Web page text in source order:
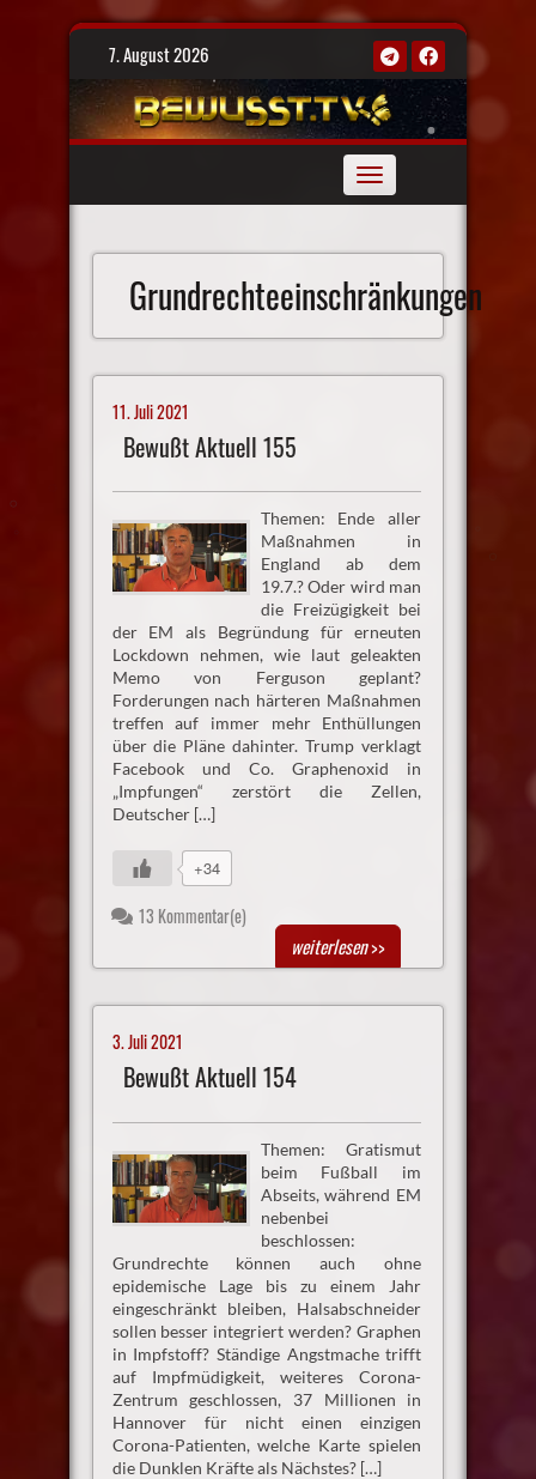
Skip
7. August 2026
Toggle
navigation
Grundrechteeinschränkungen
11. Juli 2021
Bewußt Aktuell 155
Themen: Ende aller
Maßnahmen in
England ab dem
19.7.? Oder wird man
die Freizügigkeit bei
der EM als Begründung für erneuten
Lockdown nehmen, wie laut geleakten
Memo von Ferguson geplant?
Forderungen nach härteren Maßnahmen
treffen auf immer mehr Enthüllungen
über die Pläne dahinter. Trump verklagt
Facebook und Co. Graphenoxid in
„Impfungen“ zerstört die Zellen,
Deutscher […]
+34
13 Kommentar(e)
weiterlesen>>
3. Juli 2021
Bewußt Aktuell 154
Themen: Gratismut
beim Fußball im
Abseits, während EM
nebenbei
beschlossen:
Grundrechte können auch ohne
epidemische Lage bis zu einem Jahr
eingeschränkt bleiben, Halsabschneider
sollen besser integriert werden? Graphen
in Impfstoff? Ständige Angstmache trifft
auf Impfmüdigkeit, weiteres Corona-
Zentrum geschlossen, 37 Millionen in
Hannover für nicht einen einzigen
Corona-Patienten, welche Karte spielen
die Dunklen Kräfte als Nächstes? […]